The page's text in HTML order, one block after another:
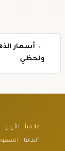
← أسعار
ولحظي
عالمياً الأردن
ألمانيا